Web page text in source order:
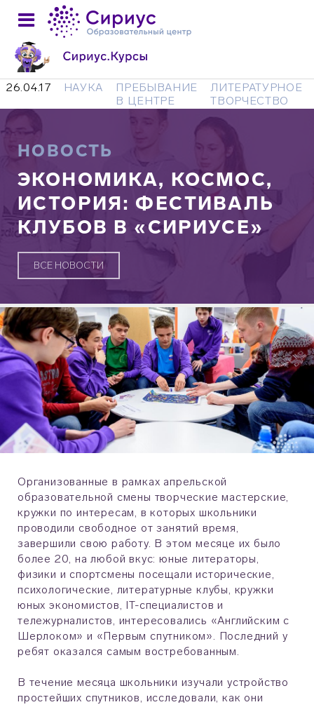
26.04.17 НАУКА
ПРЕБЫВАНИЕ
В ЦЕНТРЕ
ЛИТЕРАТУРНОЕ
ТВОРЧЕСТВО
НОВОСТЬ
ЭКОНОМИКА, КОСМОС,
ИСТОРИЯ: ФЕСТИВАЛЬ
КЛУБОВ В «СИРИУСЕ»
ВСЕ НОВОСТИ
Организованные в рамках апрельской
образовательной смены творческие мастерские,
кружки по интересам, в которых школьники
проводили свободное от занятий время,
завершили свою работу. В этом месяце их было
более 20, на любой вкус: юные литераторы,
физики и спортсмены посещали исторические,
психологические, литературные клубы, кружки
юных экономистов, IT-специалистов и
тележурналистов, интересовались «Английским с
Шерлоком» и «Первым спутником». Последний у
ребят оказался самым востребованным.
В течение месяца школьники изучали устройство
простейших спутников, исследовали, как они